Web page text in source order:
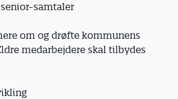
samtaler
om og drøfte kommunens
medarbejdere skal tilbydes